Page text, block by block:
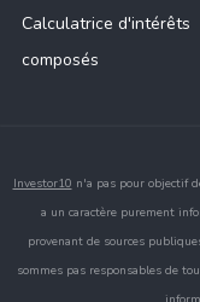
Calculatrice d'intérêts
composés
Investor10 n'a pas pour objectif
a un caractère purement
provenant de sources
sommes pas responsables de